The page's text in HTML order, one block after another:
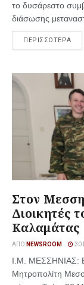
το δυσάρεστο
διάσωσης
ΠΕΡΙΣΣΟΤΕΡΑ
Στον
Διοικητές
Καλαμάτας
ΑΠΌ NEWSROOM 30
Ι.Μ. ΜΕΣΣΗΝΙΑΣ:
Μητροπολίτη